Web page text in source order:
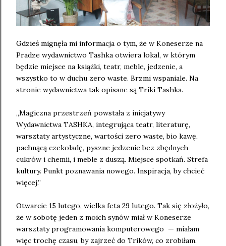
Gdzieś mignęła mi informacja o tym, że w Koneserze na
Pradze wydawnictwo Tashka otwiera lokal, w którym
będzie miejsce na książki, teatr, meble, jedzenie, a
wszystko to w duchu zero waste. Brzmi wspaniale. Na
stronie wydawnictwa tak opisane są Triki Tashka.
„Magiczna przestrzeń powstała z inicjatywy
Wydawnictwa TASHKA, integrująca teatr, literaturę,
warsztaty artystyczne, wartości zero waste, bio kawę,
pachnącą czekoladę, pyszne jedzenie bez zbędnych
cukrów i chemii, i meble z duszą. Miejsce spotkań. Strefa
kultury. Punkt poznawania nowego. Inspiracja, by chcieć
więcej.”
Otwarcie 15 lutego, wielka feta 29 lutego. Tak się złożyło,
że w sobotę jeden z moich synów miał w Koneserze
warsztaty programowania komputerowego — miałam
więc trochę czasu, by zajrzeć do Trików, co zrobiłam.